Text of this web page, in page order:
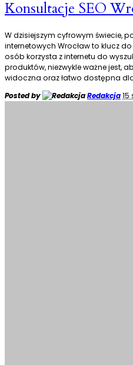
Konsultacje SEO
W dzisiejszym cyfrowym świecie,
internetowych Wrocław to klucz
osób korzysta z internetu do
produktów, niezwykle ważne jest,
widoczna oraz łatwo dostępna
Posted by
Redakcja15